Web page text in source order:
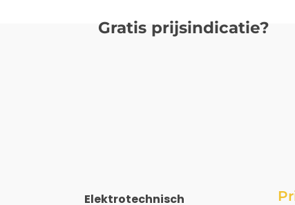
Gratis prijsindicatie?
Elektrotechnisch